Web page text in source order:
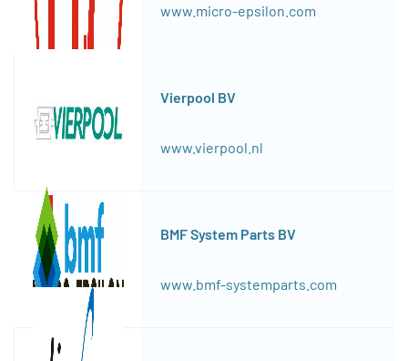
www.micro-epsilon.com
Vierpool BV
www.vierpool.nl
BMF System Parts BV
www.bmf-systemparts.com